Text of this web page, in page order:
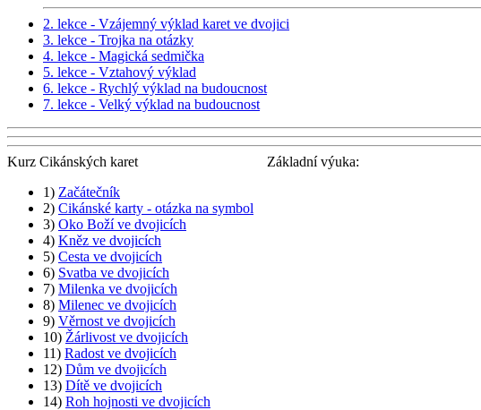
2. lekce - Vzájemný výklad karet ve dvojici
3. lekce - Trojka na otázky
4. lekce - Magická sedmička
5. lekce - Vztahový výklad
6. lekce - Rychlý výklad na budoucnost
7. lekce - Velký výklad na budoucnost
Kurz Cikánských karet
Základní výuka:
1) Začátečník
2) Cikánské karty - otázka na symbol
3) Oko Boží ve dvojicích
4) Kněz ve dvojicích
5) Cesta ve dvojicích
6) Svatba ve dvojicích
7) Milenka ve dvojicích
8) Milenec ve dvojicích
9) Věrnost ve dvojicích
10) Žárlivost ve dvojicích
11) Radost ve dvojicích
12) Dům ve dvojicích
13) Dítě ve dvojicích
14) Roh hojnosti ve dvojicích